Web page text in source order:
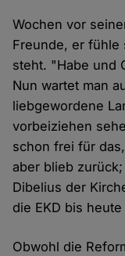
Wochen vor
Freunde, er fühle
steht. "Habe und
Nun wartet man
liebgewordene
vorbeiziehen
schon frei für
aber blieb zurück;
Dibelius der
die EKD bis
Obwohl die